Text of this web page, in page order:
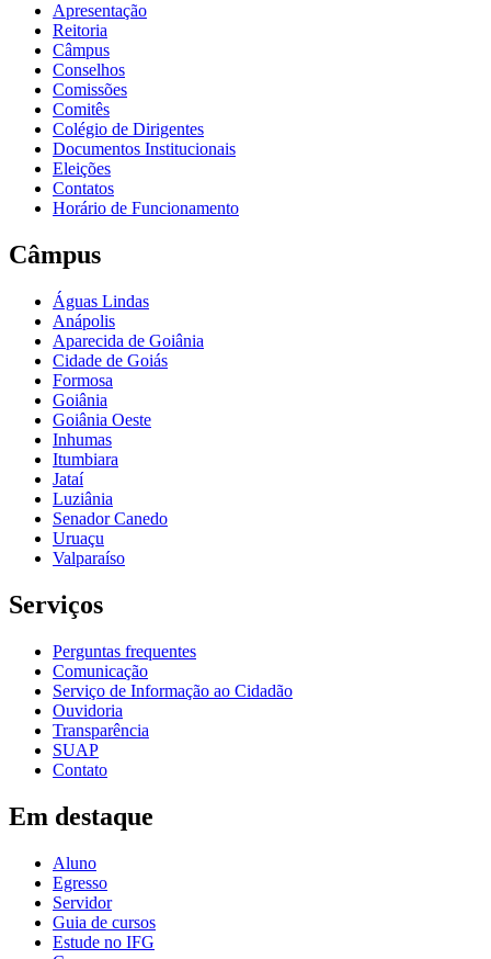
Apresentação
Reitoria
Câmpus
Conselhos
Comissões
Comitês
Colégio de Dirigentes
Documentos Institucionais
Eleições
Contatos
Horário de Funcionamento
Câmpus
Águas Lindas
Anápolis
Aparecida de Goiânia
Cidade de Goiás
Formosa
Goiânia
Goiânia Oeste
Inhumas
Itumbiara
Jataí
Luziânia
Senador Canedo
Uruaçu
Valparaíso
Serviços
Perguntas frequentes
Comunicação
Serviço de Informação ao Cidadão
Ouvidoria
Transparência
SUAP
Contato
Em destaque
Aluno
Egresso
Servidor
Guia de cursos
Estude no IFG